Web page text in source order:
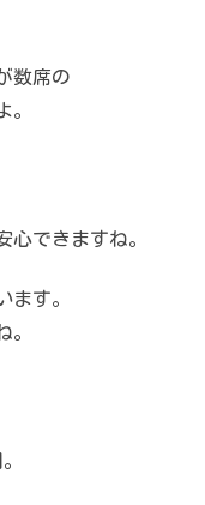
数席の
。
心できますね。
ます。
。